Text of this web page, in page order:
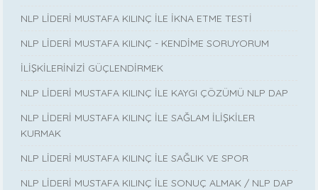
NLP LİDERİ MUSTAFA KILINÇ İLE İKNA ETME TESTİ
NLP LİDERİ MUSTAFA KILINÇ - KENDİME SORUYORUM
İLİŞKİLERİNİZİ GÜÇLENDİRMEK
NLP LİDERİ MUSTAFA KILINÇ İLE KAYGI ÇÖZÜMÜ NLP DAP
NLP LİDERİ MUSTAFA KILINÇ İLE SAĞLAM İLİŞKİLER
KURMAK
NLP LİDERİ MUSTAFA KILINÇ İLE SAĞLIK VE SPOR
NLP LİDERİ MUSTAFA KILINÇ İLE SONUÇ ALMAK / NLP DAP